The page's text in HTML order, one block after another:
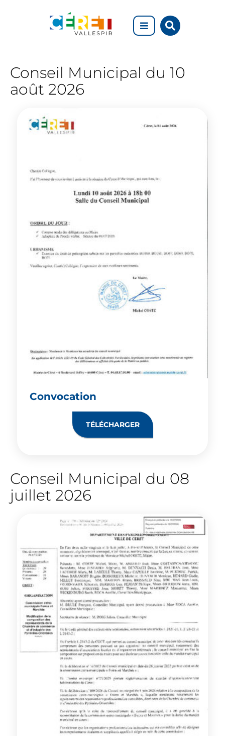
Aller à la recherche
sur
Conseils
municipaux
Conseil Municipal du 10
août 2026
Convocation
TÉLÉCHARGER
Conseil Municipal du 08
juillet 2026